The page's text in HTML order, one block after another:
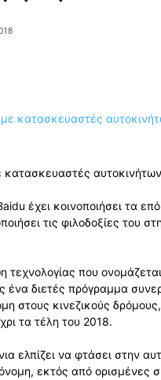
έχει κοινοποιήσει τα
τις φιλοδοξίες του
τεχνολογίας που
διετές πρόγραμμα
στους κινεζικούς
τα τέλη του 2018.
ελπίζει να φτάσει στην
εκτός από ορισμένες